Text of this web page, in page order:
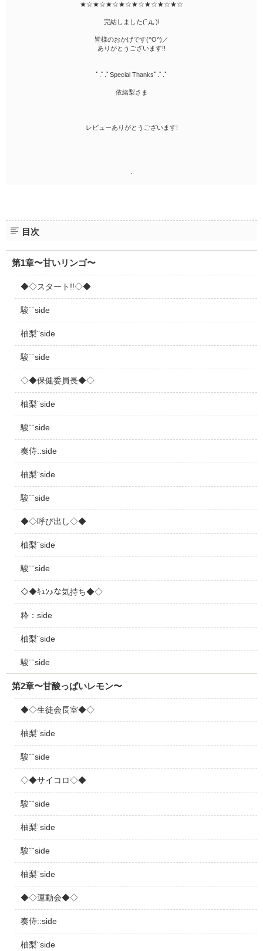
★☆★☆★☆★☆★☆★☆★☆★☆
完結しました(ﾟд｡)!
皆様のおかげです(^O^)／
ありがとうございます!!
ﾟ.ﾟ.ﾟSpecial Thanksﾟ.ﾟ.ﾟ
依緒梨さま
レビューありがとうございます!
目次
第1章〜甘いリンゴ〜
◆◇スタート!!◇◆
駿¨¨side
柚梨¨side
駿¨¨side
◇◆保健委員長◆◇
柚梨¨side
駿¨¨side
奏侍::side
柚梨¨side
駿¨¨side
◆◇呼び出し◇◆
柚梨¨side
駿¨¨side
◇◆ｷｭﾝ♪な気持ち◆◇
粋：side
柚梨¨side
駿¨¨side
第2章〜甘酸っぱいレモン〜
◆◇生徒会長室◆◇
柚梨¨side
駿¨¨side
◇◆サイコロ◇◆
駿¨¨side
柚梨¨side
駿¨¨side
柚梨¨side
◆◇運動会◆◇
奏侍::side
柚梨¨side